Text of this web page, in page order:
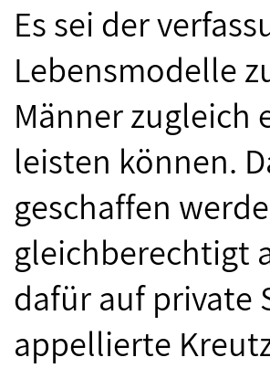
Es sei der
Lebensmodelle
Männer zugleich
leisten können.
geschaffen
gleichberechtigt
dafür auf private
appellierte